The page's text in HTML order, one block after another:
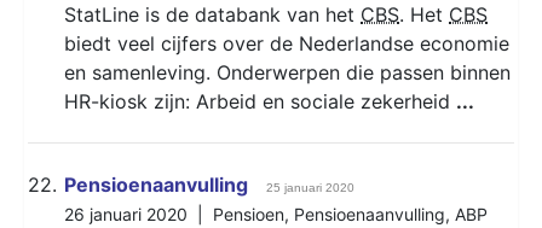
StatLine is de databank van het CBS. Het CBS
biedt veel cijfers over de Nederlandse economie
en samenleving. Onderwerpen die passen binnen
HR-kiosk zijn: Arbeid en sociale zekerheid ...
22. Pensioenaanvulling 25 januari 2020
26 januari 2020 | Pensioen, Pensioenaanvulling, ABP